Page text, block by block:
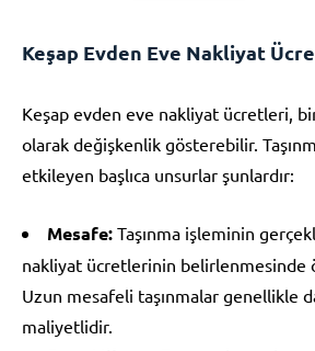
Keşap Evden Eve Nakliyat
Keşap evden eve nakliyat ücretleri,
olarak değişkenlik gösterebilir.
etkileyen başlıca unsurlar şunlardır:
Mesafe: Taşınma işleminin
nakliyat ücretlerinin belirlenmesinde
Uzun mesafeli taşınmalar genellikle
maliyetlidir.